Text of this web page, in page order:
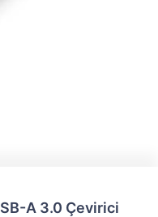
A 3.0 Çevirici